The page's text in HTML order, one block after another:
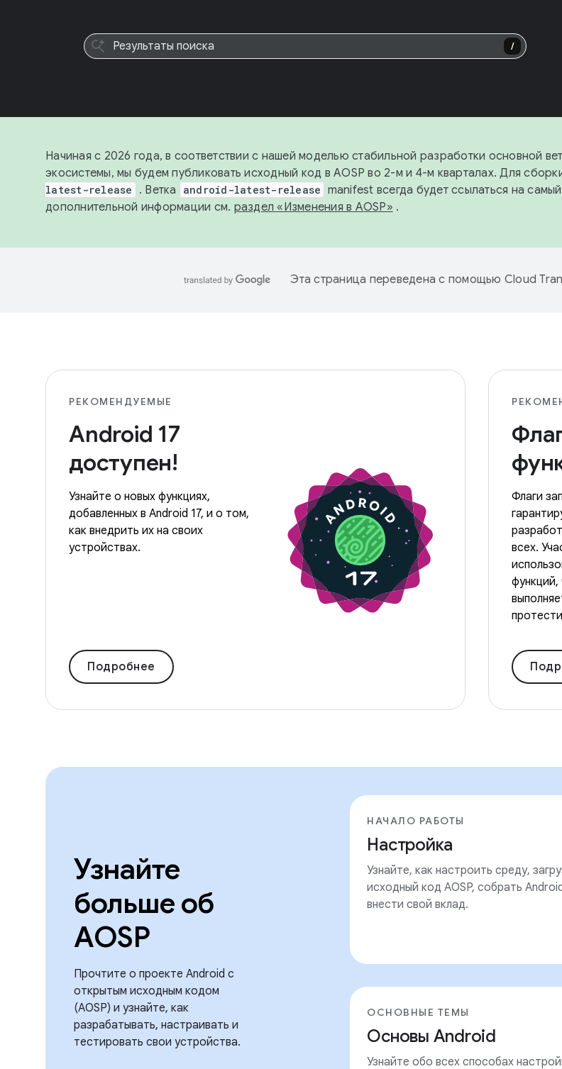
/
Начиная с 2026 года, в соответствии с нашей моделью стабильной разработки основной
экосистемы, мы будем публиковать исходный код в AOSP во 2-м и 4-м кварталах. Для
latest-release
. Ветка android-latest-release manifest всегда будет ссылаться на
дополнительной информации см. раздел «Изменения в AOSP» .
Эта страница переведена с помощью Cloud
РЕКОМЕНДУЕМЫЕ
Android 17
доступен!
Узнайте о новых функциях,
добавленных в Android 17, и о том,
как внедрить их на своих
устройствах.
Подробнее
Флаги
всех.
функций,
Узнайте
больше об
AOSP
Прочтите о проекте Android с
открытым исходным кодом
(AOSP) и узнайте, как
разрабатывать, настраивать и
тестировать свои устройства.
НАЧАЛО РАБОТЫ
Настройка
Узнайте, как настроить среду,
исходный код AOSP, собрать
внести свой вклад.
ОСНОВНЫЕ ТЕМЫ
Основы Android
Узнайте обо всех способах